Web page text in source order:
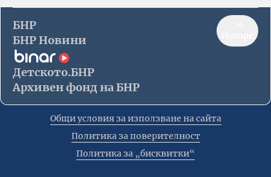
БНР
БНР Новини
Детското.БНР
Архивен фонд на БНР
Общи условия за използване на сайта
Политика за поверителност
Политика за „бисквитки“